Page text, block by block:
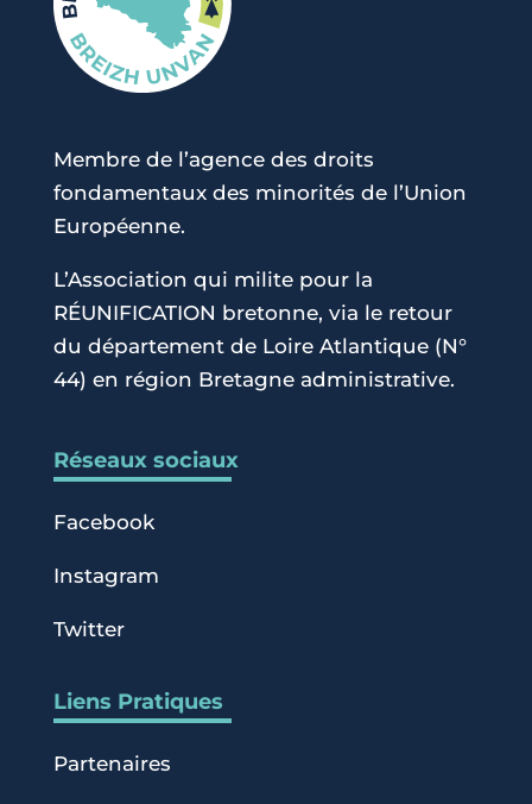
Membre de l’agence des droits
fondamentaux des minorités de l’Union
Européenne.
L’Association qui milite pour la
RÉUNIFICATION bretonne, via le retour
du département de Loire Atlantique (N°
44) en région Bretagne administrative.
Réseaux sociaux
Facebook
Instagram
Twitter
Liens Pratiques
Partenaires